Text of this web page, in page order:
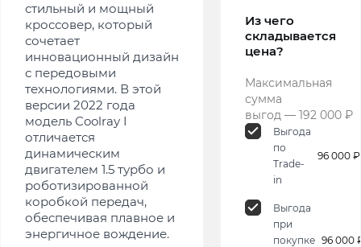
стильный и мощный
кроссовер, который
сочетает
инновационный дизайн
с передовыми
технологиями. В этой
версии 2022 года
модель Coolray I
отличается
динамическим
двигателем 1.5 турбо и
роботизированной
коробкой передач,
обеспечивая плавное и
энергичное вождение.
Из чего
складывается
цена?
Максимальная
сумма
выгод — 192 000 ₽
Выгода
по
Trade-
in
96 000 ₽
Выгода
при
покупке 96 000